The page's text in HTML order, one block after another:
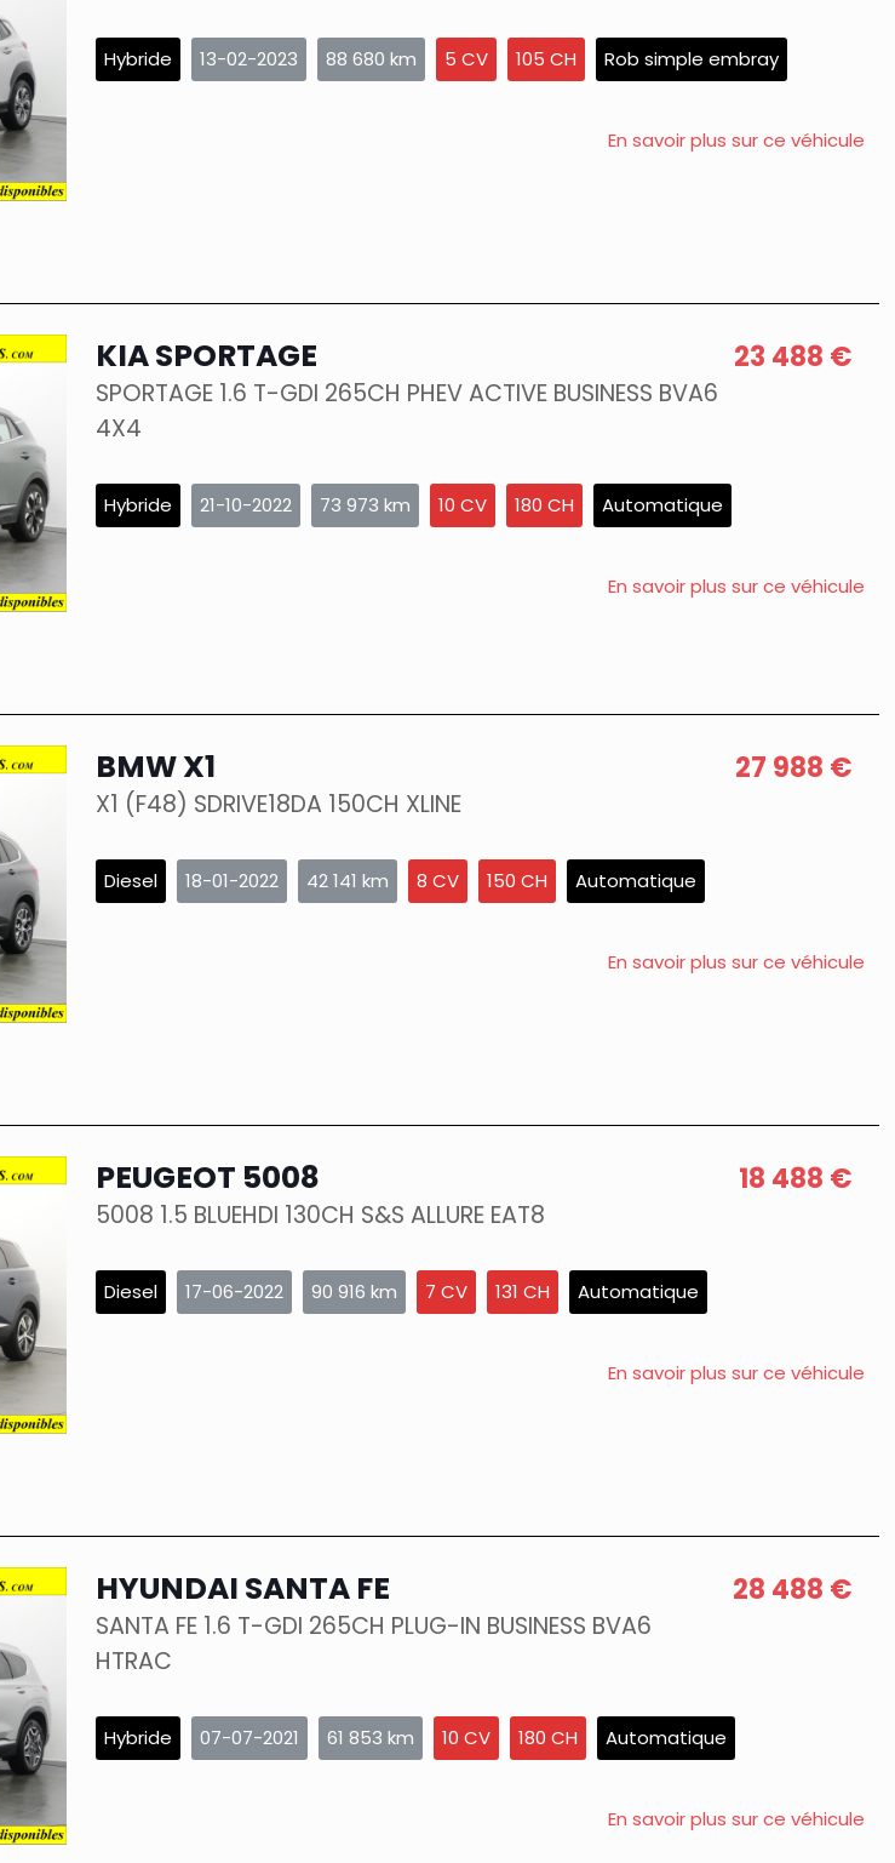
Hybride 13-02-2023 88 680 km 5 CV 105 CH Rob simple embray
En savoir plus sur ce véhicule
23 488 €
KIA SPORTAGE
SPORTAGE 1.6 T-GDI 265CH PHEV ACTIVE BUSINESS BVA6
4X4
Hybride 21-10-2022 73 973 km 10 CV 180 CH Automatique
En savoir plus sur ce véhicule
27 988 €
BMW X1
X1 (F48) SDRIVE18DA 150CH XLINE
Diesel 18-01-2022 42 141 km 8 CV 150 CH Automatique
En savoir plus sur ce véhicule
18 488 €
PEUGEOT 5008
5008 1.5 BLUEHDI 130CH S&S ALLURE EAT8
Diesel 17-06-2022 90 916 km 7 CV 131 CH Automatique
En savoir plus sur ce véhicule
28 488 €
HYUNDAI SANTA FE
SANTA FE 1.6 T-GDI 265CH PLUG-IN BUSINESS BVA6
HTRAC
Hybride 07-07-2021 61 853 km 10 CV 180 CH Automatique
En savoir plus sur ce véhicule